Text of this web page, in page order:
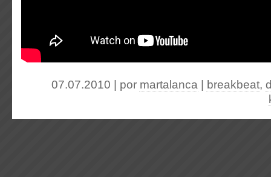
07.07.2010 | por martalanca breakbeat,